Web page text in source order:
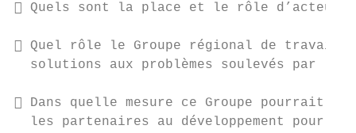
 Quels sont la place et le rôle d’acteurs
 Quel rôle le Groupe régional de travail
solutions aux problèmes soulevés par le
 Dans quelle mesure ce Groupe
les partenaires au développement pour